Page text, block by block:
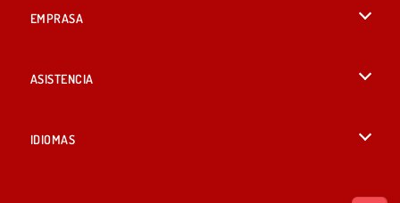
EMPRASA
ASISTENCIA
IDIOMAS